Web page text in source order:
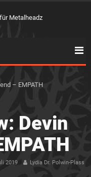
Devin
2019 Lydia Dr. Polwin-Plass